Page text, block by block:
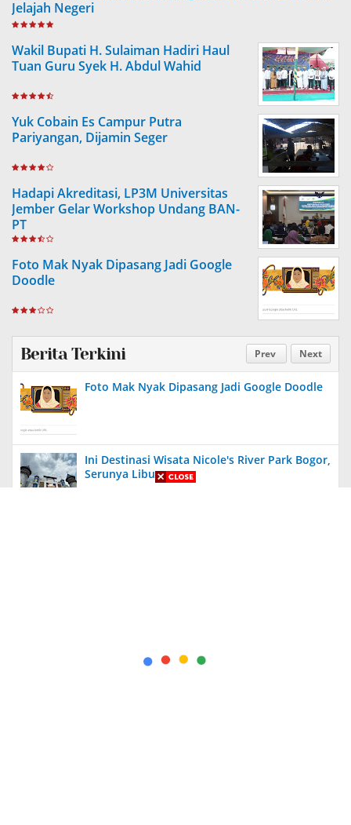
Jelajah Negeri
Wakil Bupati H. Sulaiman Hadiri Haul
Tuan Guru Syek H. Abdul Wahid
Yuk Cobain Es Campur Putra
Pariyangan, Dijamin Seger
Hadapi Akreditasi, LP3M Universitas
Jember Gelar Workshop Undang BAN-
PT
Foto Mak Nyak Dipasang Jadi Google
Doodle
Prev Next
Berita Terkini
Foto Mak Nyak Dipasang Jadi Google Doodle
Ini Destinasi Wisata Nicole's River Park Bogor,
Serunya Liburan